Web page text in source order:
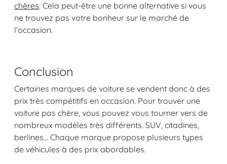
chères. Cela peut-être une bonne alternative si vous
ne trouvez pas votre bonheur sur le marché de
l’occasion.
Conclusion
Certaines marques de voiture se vendent donc à des
prix très compétitifs en occasion. Pour trouver une
voiture pas chère, vous pouvez vous tourner vers de
nombreux modèles très différents. SUV, citadines,
berlines… Chaque marque propose plusieurs types
de véhicules à des prix abordables.